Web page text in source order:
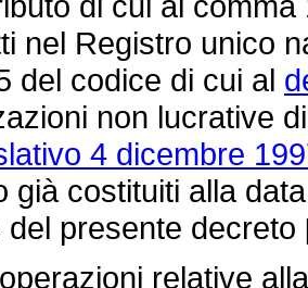
nel Registro unico
del codice di cui al
non lucrative
4 dicembre
già costituiti alla
presente decreto
relative